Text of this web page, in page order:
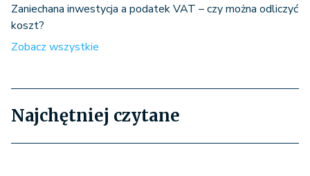
Zaniechana inwestycja a podatek VAT – czy można odliczyć
koszt?
Zobacz wszystkie
Najchętniej czytane